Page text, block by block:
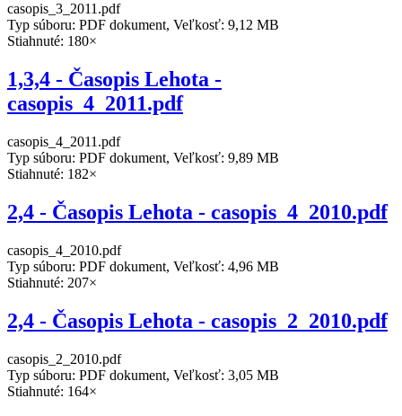
casopis_3_2011.pdf
Typ súboru: PDF dokument, Veľkosť: 9,12 MB
Stiahnuté: 180×
1,3,4 - Časopis Lehota -
casopis_4_2011.pdf
casopis_4_2011.pdf
Typ súboru: PDF dokument, Veľkosť: 9,89 MB
Stiahnuté: 182×
2,4 - Časopis Lehota - casopis_4_2010.pdf
casopis_4_2010.pdf
Typ súboru: PDF dokument, Veľkosť: 4,96 MB
Stiahnuté: 207×
2,4 - Časopis Lehota - casopis_2_2010.pdf
casopis_2_2010.pdf
Typ súboru: PDF dokument, Veľkosť: 3,05 MB
Stiahnuté: 164×